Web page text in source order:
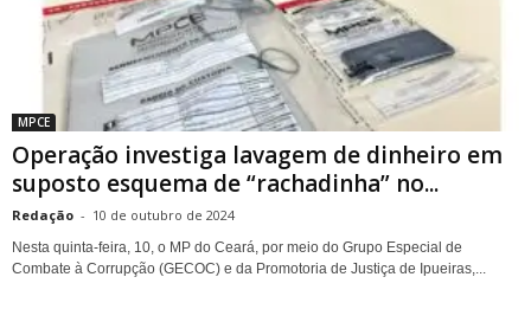
MPCE
Operação investiga lavagem de dinheiro em
suposto esquema de “rachadinha” no...
Redação - 10 de outubro de 2024
Nesta quinta-feira, 10, o MP do Ceará, por meio do Grupo Especial de
Combate à Corrupção (GECOC) e da Promotoria de Justiça de Ipueiras,...